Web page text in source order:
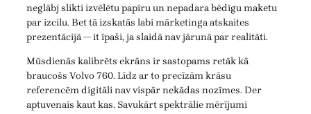
neglābj slikti izvēlētu papīru un nepadara bēdīgu maketu
par izcilu. Bet tā izskatās labi mārketinga atskaites
prezentācijā — it īpaši, ja slaidā nav jārunā par realitāti.
Mūsdienās kalibrēts ekrāns ir sastopams retāk kā
braucošs Volvo 760. Līdz ar to precīzām krāsu
referencēm digitāli nav vispār nekādas nozīmes. Der
aptuvenais kaut kas. Savukārt spektrālie mērījumi